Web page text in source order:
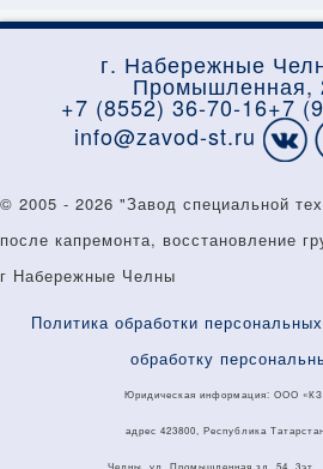
г. Набережные
Промышленная,
+7 (8552) 36-70-16+7
info@zavod-st.ru
КАТАЛОГ УСЛУГИ
ЛИЗИНГ
О КОМПАНИИ
© 2005 - 2026 "Завод специальной
после капремонта, восстановление
г Набережные Челны
Политика обработки
обработку
Юридическая информация: ООО
адрес 423800, Республика
Челны, ул..Промышленная зд. 54, 3эт.,